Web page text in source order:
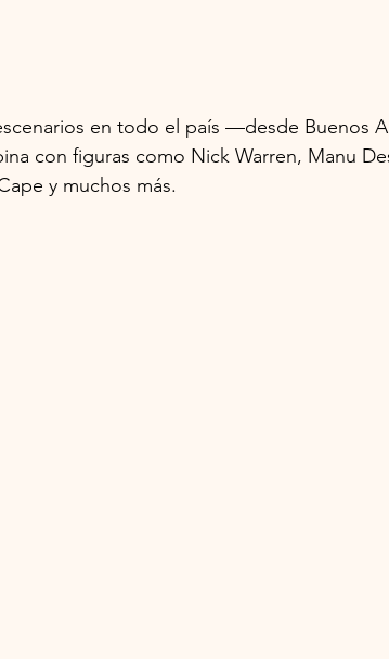
en todo el país —desde Buenos
con figuras como Nick Warren, Manu
y muchos más.